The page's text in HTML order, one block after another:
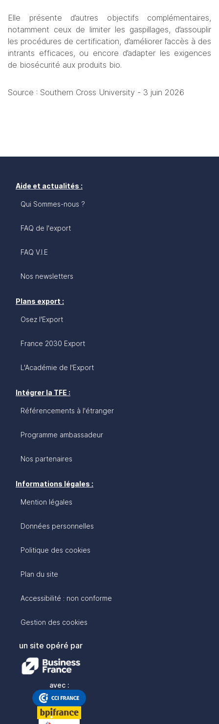
Elle présente d’autres objectifs complémentaires,
notamment ceux de limiter les gaspillages, d’assouplir
les procédures de certification, d’améliorer l’accès à des
intrants efficaces, ou encore d’adapter les exigences
de biosécurité aux produits bio.
Source : Southern Cross University - 3 juin 2026
Aide et actualités :
Qui Sommes-nous ?
FAQ de l'export
FAQ V.I.E
Nos newsletters
Plans export :
Osez l'Export
France 2030 Export
L'Académie de l'Export
Intégrer la TFE :
Référencements à l'étranger
Programme ambassadeur
Nos partenaires
Informations légales :
Mention légales
Données personnelles
Politique des cookies
Plan du site
Accessibilité : non conforme
Gestion des cookies
un site opéré par
avec :